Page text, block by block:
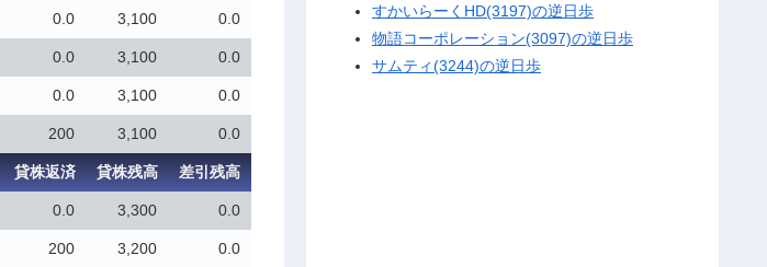
0.0 3,100 0.0
0.0 3,100 0.0
0.0 3,100 0.0
200 3,100 0.0
貸株返済 貸株残高 差引残高
0.0 3,300 0.0
200 3,200 0.0
すかいらーくHD(3197)の逆日歩
物語コーポレーション(3097)の逆日歩
サムティ(3244)の逆日歩